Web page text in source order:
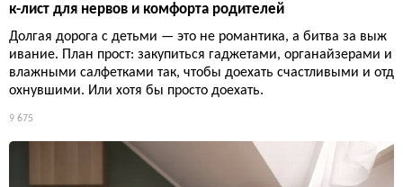
к-лист для нервов и комфорта родителей
Долгая дорога с детьми — это не романтика, а битва за выж
ивание. План прост: закупиться гаджетами, органайзерами и
влажными салфетками так, чтобы доехать счастливыми и отд
охнувшими. Или хотя бы просто доехать.
9 675